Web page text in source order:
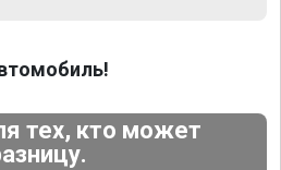
тех, кто может